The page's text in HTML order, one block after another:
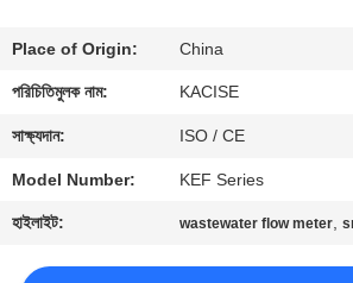
নিয়ন্ত্রণ
আমাদের
সাথে
যোগাযোগ
করুন
Place of Origin: China
পরিচিতিমুলক নাম: KACISE
সাক্ষ্যদান: ISO / CE
Model Number: KEF Series
হাইলাইট: wastewater flow meter,